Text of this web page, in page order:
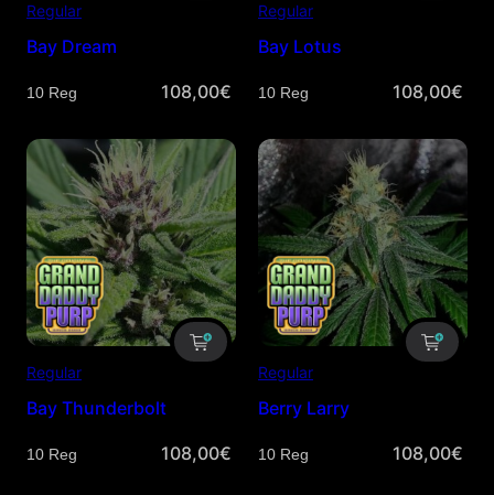
Regular
Bay Dream
Cantidad 108,00€
Regular
Bay Lotus
Cantidad 108,00€
Regular
Bay Thunderbolt
Cantidad 108,00€
Regular
Berry Larry
Cantidad 108,00€